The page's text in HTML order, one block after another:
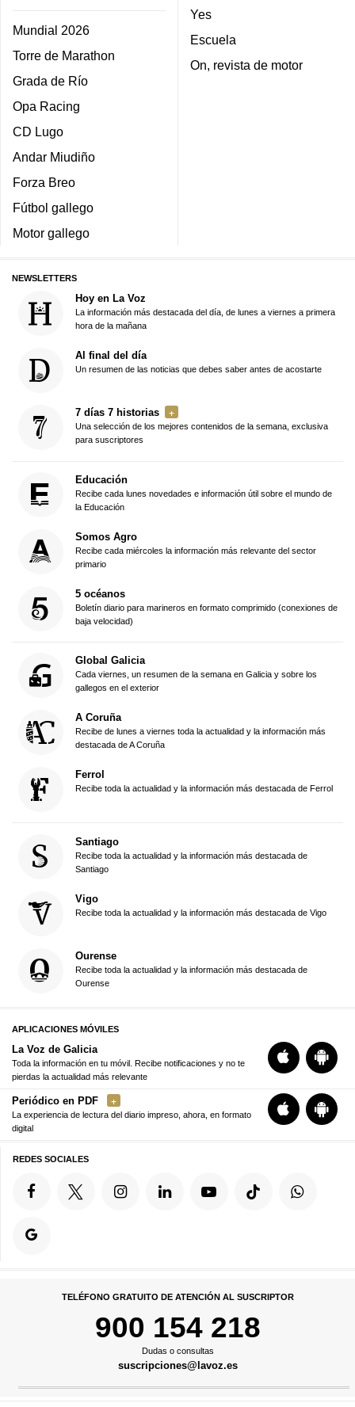
Mundial 2026
Torre de Marathon
Grada de Río
Opa Racing
CD Lugo
Andar Miudiño
Forza Breo
Fútbol gallego
Motor gallego
Yes
Escuela
On, revista de motor
NEWSLETTERS
Hoy en La Voz
La información más destacada del día, de lunes a viernes a primera
hora de la mañana
Al final del día
Un resumen de las noticias que debes saber antes de acostarte
7 días 7 historias
Una selección de los mejores contenidos de la semana, exclusiva
para suscriptores
Educación
Recibe cada lunes novedades e información útil sobre el mundo de
la Educación
Somos Agro
Recibe cada miércoles la información más relevante del sector
primario
5 océanos
Boletín diario para marineros en formato comprimido (conexiones de
baja velocidad)
Global Galicia
Cada viernes, un resumen de la semana en Galicia y sobre los
gallegos en el exterior
A Coruña
Recibe de lunes a viernes toda la actualidad y la información más
destacada de A Coruña
Ferrol
Recibe toda la actualidad y la información más destacada de Ferrol
Santiago
Recibe toda la actualidad y la información más destacada de
Santiago
Vigo
Recibe toda la actualidad y la información más destacada de Vigo
Ourense
Recibe toda la actualidad y la información más destacada de
Ourense
APLICACIONES MÓVILES
La Voz de Galicia
Toda la información en tu móvil. Recibe notificaciones y no te
pierdas la actualidad más relevante
Periódico en PDF
La experiencia de lectura del diario impreso, ahora, en formato
digital
REDES SOCIALES
TELÉFONO GRATUITO DE ATENCIÓN AL SUSCRIPTOR
900 154 218
Dudas o consultas
suscripciones@lavoz.es